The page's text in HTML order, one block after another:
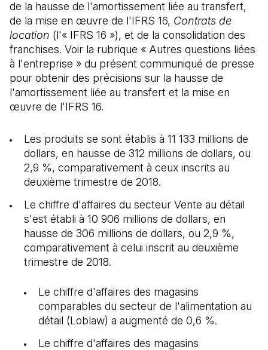
de la hausse de l'amortissement liée au transfert,
de la mise en œuvre de l'IFRS 16, Contrats de
location (l'« IFRS 16 »), et de la consolidation des
franchises. Voir la rubrique « Autres questions liées
à l'entreprise » du présent communiqué de presse
pour obtenir des précisions sur la hausse de
l'amortissement liée au transfert et la mise en
œuvre de l'IFRS 16.
Les produits se sont établis à 11 133 millions de
dollars, en hausse de 312 millions de dollars, ou
2,9 %, comparativement à ceux inscrits au
deuxième trimestre de 2018.
Le chiffre d'affaires du secteur Vente au détail
s'est établi à 10 906 millions de dollars, en
hausse de 306 millions de dollars, ou 2,9 %,
comparativement à celui inscrit au deuxième
trimestre de 2018.
Le chiffre d'affaires des magasins
comparables du secteur de l'alimentation au
détail (Loblaw) a augmenté de 0,6 %.
Le chiffre d'affaires des magasins